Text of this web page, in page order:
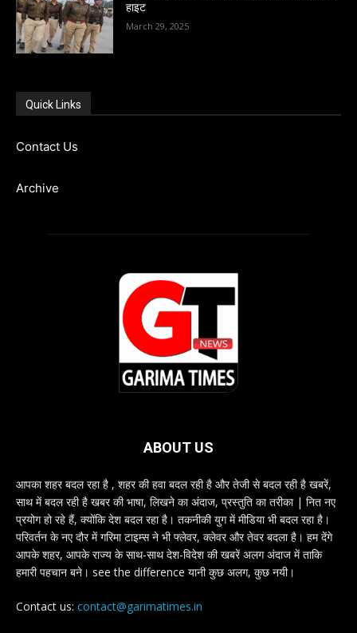
हाइट
March 29, 2025
Quick Links
Contact Us
Archive
ABOUT US
आपका शहर बदल रहा है , शहर की हवा बदल रही है और तेजी से बदल रही है खबरें,
साथ में बदल रही है खबर की भाषा, लिखने का अंदाज, प्रस्तुति का तरीका | नित नए
प्रयोग हो रहे हैं, क्योंकि देश बदल रहा है। तकनीकी युग में मीडिया भी बदल रहा है।
परिवर्तन के नए दौर में गरिमा टाइम्स ने भी फ्लेवर, क्लेवर और तेवर बदला है। हम देंगे
आपके शहर, आपके राज्य के साथ-साथ देश-विदेश की खबरें अलग अंदाज में ताकि
हमारी पहचान बने। see the difference यानी कुछ अलग, कुछ नयी।
Contact us: contact@garimatimes.in